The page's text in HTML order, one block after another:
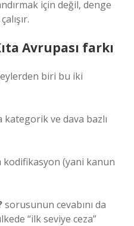
için değil, denge
Avrupası farkı
biri bu iki
ve dava bazlı
kodifikasyon (yani kanun
sorusunun cevabını da
“ilk seviye ceza”